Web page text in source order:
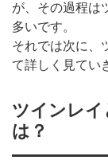
が、その過程は
多いです。
それでは次に、
て詳しく見てい
ツインレイ
は？